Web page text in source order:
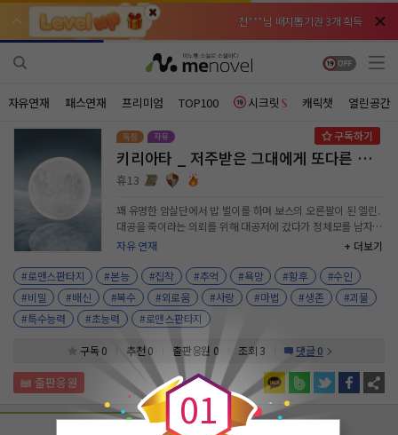
천***님 배지뽑기권 3개 획득
천***님 배지뽑기권 3개 획득
메**님 체험권 3일 획득
메**님 체험권 3일 획득
주**님 일반뽑기권 2개 획득
주**님 일반뽑기권 2개 획득
베**님 노벨패스 체험권 1일 획득
베**님 노벨패스 체험권 1일 획득
갈***님 후원10코인 획득
갈***님 후원10코인 획득
인*님 레어뽑기권 1개 획득
인*님 레어뽑기권 1개 획득
자유연재 패스연재 프리미엄 TOP100 시크릿 캐릭챗 열린공간
키리아타 _ 저주받은 그대에게 또다른 저주를
휴13
자유 연재
꽤 유명한 암살단에서 밥 벌이를 하며 보스의 오른팔이 된 엘린.
대공을 죽이라는 의뢰를 위해 대공저에 갔다가 정체모를 남자에
게 붙잡혀 버렸다. 그런데 그녀가 대공의 친딸이라고?! 그녀가
서 점점 서로에게 믿음을 주고 힘이 되어준다. 그러다 결국. 그녀
의 그녀의 비밀이 드러나게 되는데....... ...... 어두운 밤을 환히 빛
추는 하얀 달빛 아래서 그는 그녀에게 말했다. "드디어 모든게
끝났네?" "응. 그리고 내 인생은 지금부터가 시작이야." 갈빛을
이제부터는 내가 충성을 맹세해야 겠네. 나의 황제폐하."
+ 더보기
#로맨스판타지
#본능 #집착 #추억 #욕망 #황후
#수인
#비밀
#배신 #복수 #외로움 #사랑 #마법 #생존
#괴물
#특수능력
#초능력 #로맨스판타지
구독 0 추천 0 출판응원 0 조회 3 댓글 0
0
0
1